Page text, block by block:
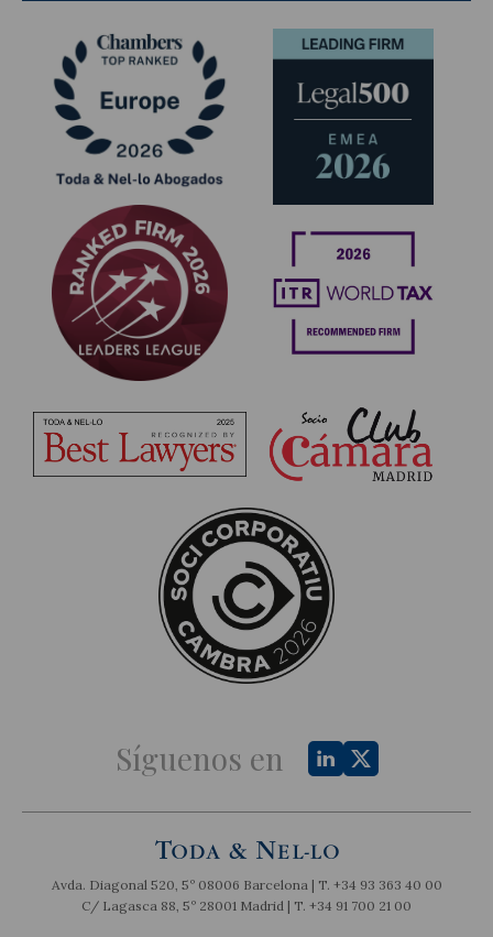
Síguenos en
Avda. Diagonal 520, 5º 08006 Barcelona | T. +34 93 363 40 00
C/ Lagasca 88, 5º 28001 Madrid | T. +34 91 700 21 00